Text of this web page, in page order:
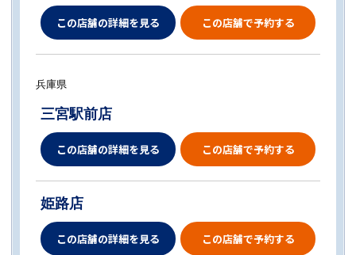
この店舗の詳細を見る この店舗で予約する
兵庫県
三宮駅前店
この店舗の詳細を見る この店舗で予約する
姫路店
この店舗の詳細を見る この店舗で予約する